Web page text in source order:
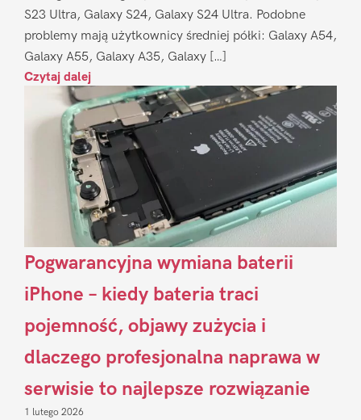
S23 Ultra, Galaxy S24, Galaxy S24 Ultra. Podobne
problemy mają użytkownicy średniej półki: Galaxy A54,
Galaxy A55, Galaxy A35, Galaxy […]
Czytaj dalej
Pogwarancyjna wymiana baterii
iPhone – kiedy bateria traci
pojemność, objawy zużycia i
dlaczego profesjonalna naprawa w
serwisie to najlepsze rozwiązanie
1 lutego 2026